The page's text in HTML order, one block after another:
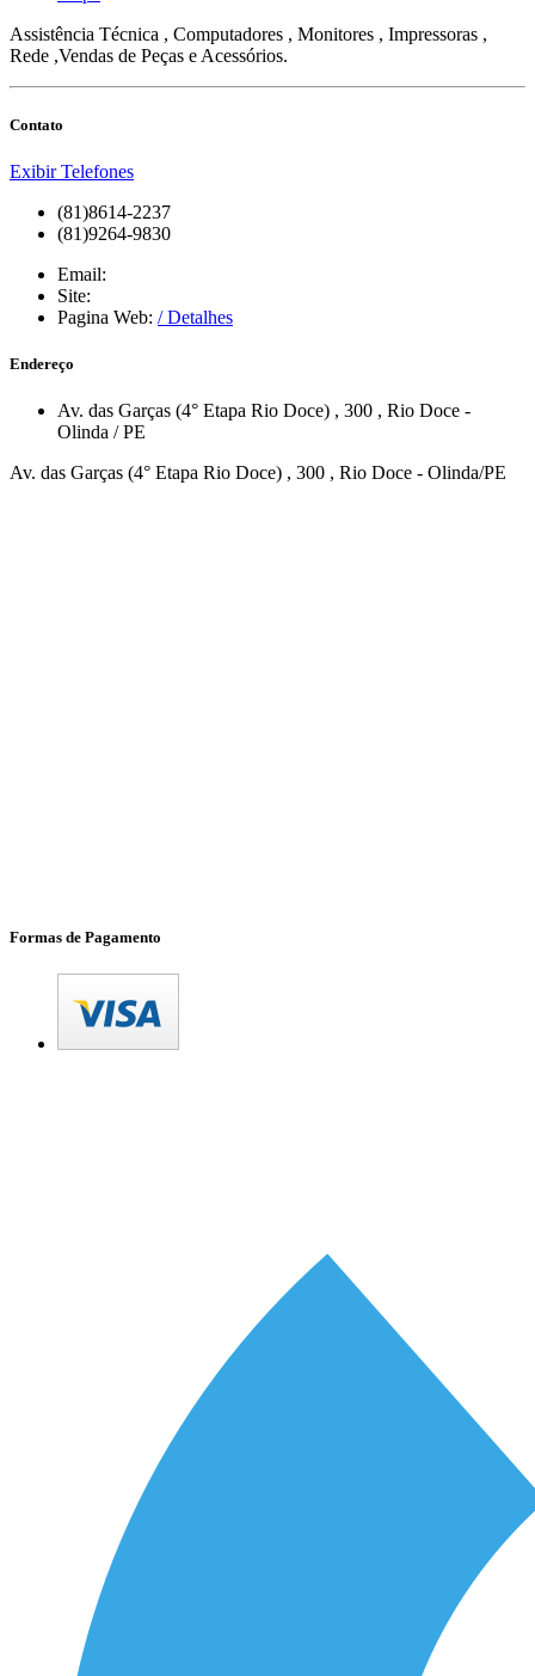
Assistência Técnica , Computadores , Monitores , Impressoras ,
Rede ,Vendas de Peças e Acessórios.
Contato
Exibir Telefones
(81)8614-2237
(81)9264-9830
Email:
Site:
Pagina Web: / Detalhes
Endereço
Av. das Garças (4° Etapa Rio Doce) , 300 , Rio Doce -
Olinda /PE
Av. das Garças (4° Etapa Rio Doce) , 300 , Rio Doce - Olinda/PE
Formas de Pagamento